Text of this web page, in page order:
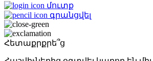
մուտք
գրանցվել
Հետաքրքրե՞ց